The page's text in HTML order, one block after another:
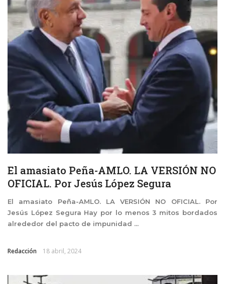
El amasiato Peña-AMLO. LA VERSIÓN NO
OFICIAL. Por Jesús López Segura
El amasiato Peña-AMLO. LA VERSIÓN NO OFICIAL. Por
Jesús López Segura Hay por lo menos 3 mitos bordados
alrededor del pacto de impunidad ...
Redacción 18 abril, 2024